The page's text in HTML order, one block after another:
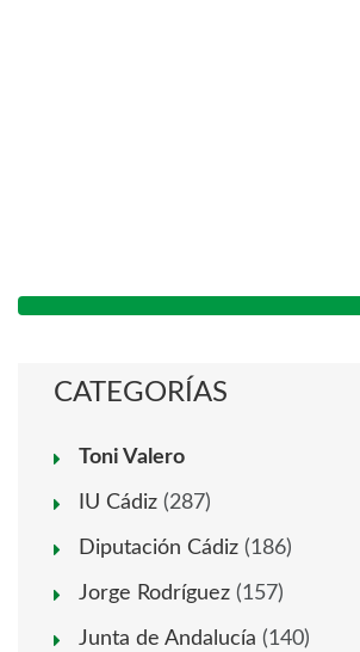
CATEGORÍAS
Toni Valero
IU Cádiz (287)
Diputación Cádiz (186)
Jorge Rodríguez (157)
Junta de Andalucía (140)